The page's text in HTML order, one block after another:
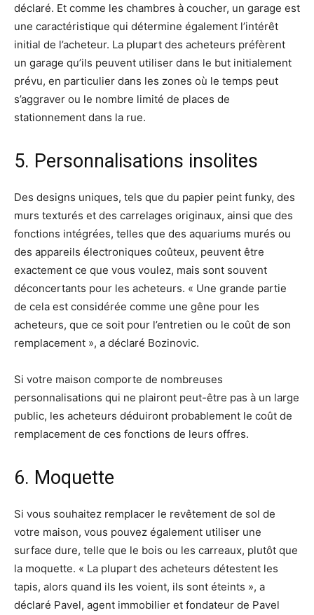
déclaré. Et comme les chambres à coucher, un garage est
une caractéristique qui détermine également l’intérêt
initial de l’acheteur. La plupart des acheteurs préfèrent
un garage qu’ils peuvent utiliser dans le but initialement
prévu, en particulier dans les zones où le temps peut
s’aggraver ou le nombre limité de places de
stationnement dans la rue.
5. Personnalisations insolites
Des designs uniques, tels que du papier peint funky, des
murs texturés et des carrelages originaux, ainsi que des
fonctions intégrées, telles que des aquariums murés ou
des appareils électroniques coûteux, peuvent être
exactement ce que vous voulez, mais sont souvent
déconcertants pour les acheteurs. « Une grande partie
de cela est considérée comme une gêne pour les
acheteurs, que ce soit pour l’entretien ou le coût de son
remplacement », a déclaré Bozinovic.
Si votre maison comporte de nombreuses
personnalisations qui ne plairont peut-être pas à un large
public, les acheteurs déduiront probablement le coût de
remplacement de ces fonctions de leurs offres.
6. Moquette
Si vous souhaitez remplacer le revêtement de sol de
votre maison, vous pouvez également utiliser une
surface dure, telle que le bois ou les carreaux, plutôt que
la moquette. « La plupart des acheteurs détestent les
tapis, alors quand ils les voient, ils sont éteints », a
déclaré Pavel, agent immobilier et fondateur de Pavel